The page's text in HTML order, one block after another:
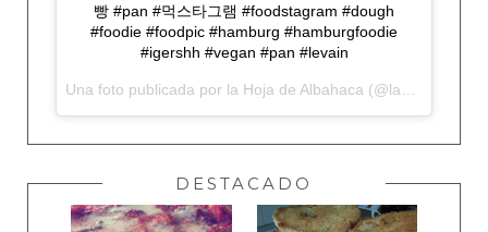
빵 #pan #먹스타그램 #foodstagram #dough
#foodie #foodpic #hamburg #hamburgfoodie
#igershh #vegan #pan #levain
DESTACADO